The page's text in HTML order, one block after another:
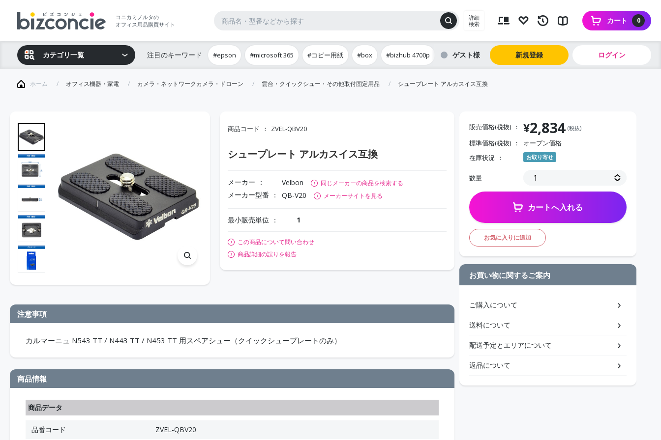
コニカミノルタの
オフィス用品購買サイト
詳細
検索
0
カート
カテゴリ一覧 注目のキーワード #epson #microsoft 365 #コピー用紙 #box #bizhub 4700p ゲスト 新規登録 ログイン
ホーム オフィス機器・家電 カメラ・ネットワークカメラ・ドローン 雲台・クイックシュー・その他取付固定用品 シュープレート アルカスイス互換
商品コード ZVEL-QBV20
シュープレート アルカスイス互換
メーカー Velbon 同じメーカーの商品を検索する
メーカー型番 QB-V20 メーカーサイトを見る
最小販売単位 1
この商品について問い合わせ
商品詳細の誤りを報告
注意事項
カルマーニュ N543 TT / N443 TT / N453 TT 用スペアシュー（クイックシュープレートのみ）
商品情報
商品データ
品番コード
ZVEL-QBV20
販売価格(税抜) ¥2,834 (税抜)
標準価格(税抜)
オープン価格
在庫状況
お取り寄せ
数量
カートへ入れる
お気に入りに追加
お買い物に関するご案内
ご購入について
送料について
配送予定とエリアについて
返品について